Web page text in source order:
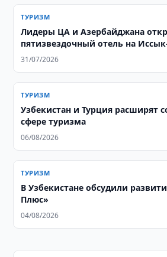
ТУРИЗМ
Лидеры ЦА и Азербайджана
пятизвездочный отель на
31/07/2026
ТУРИЗМ
Узбекистан и Турция расширят
сфере туризма
06/08/2026
ТУРИЗМ
В Узбекистане обсудили
Плюс»
04/08/2026